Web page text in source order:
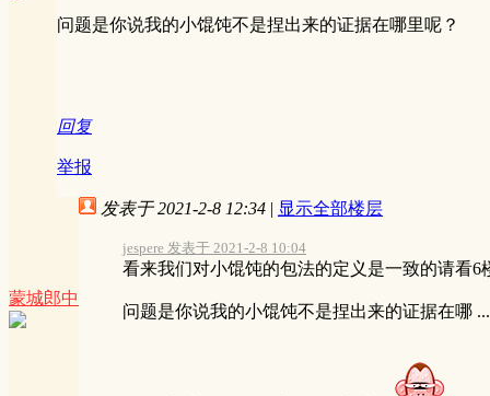
问题是你说我的小馄饨不是捏出来的证据在哪里呢？
回复
举报
蒙城郎中
发表于 2021-2-8 12:34 | 显示全部楼层
jespere 发表于 2021-2-8 10:04
看来我们对小馄饨的包法的定义是一致的请看6
问题是你说我的小馄饨不是捏出来的证据在哪 ...